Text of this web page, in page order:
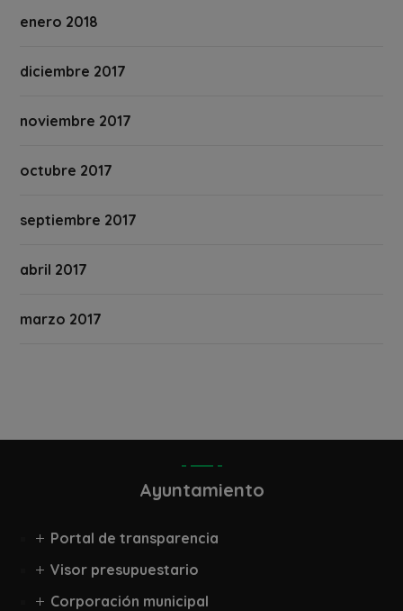
enero 2018
diciembre 2017
noviembre 2017
octubre 2017
septiembre 2017
abril 2017
marzo 2017
Ayuntamiento
Portal de transparencia
Visor presupuestario
Corporación municipal